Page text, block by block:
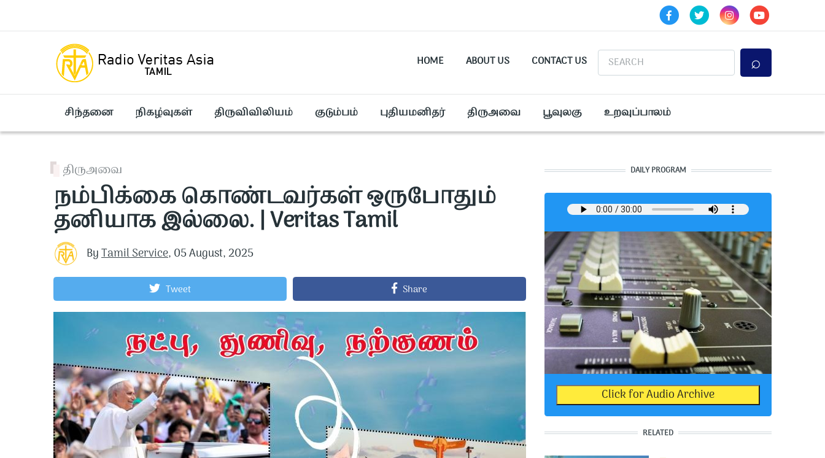
HOME ABOUT US CONTACT US Search
சிந்தனை நிகழ்வுகள் திருவிவிலியம் குடும்பம் புதியமனிதர் திருஅவை பூவுலகு உறவுப்பாலம்
திருஅவை
நம்பிக்கை கொண்டவர்கள் ஒருபோதும்
தனியாக இல்லை. | Veritas Tamil
ByTamil Service, 05 August, 2025
Tweet Share
DAILY PROGRAM
Click for Audio Archive
RELATED